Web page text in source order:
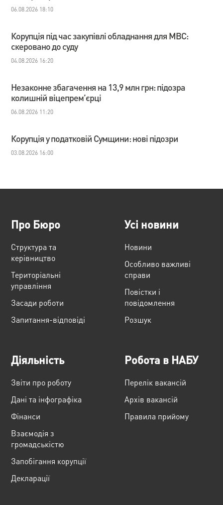
06.08.2026 18:10
Корупція під час закупівлі обладнання для МВС:
скеровано до суду
04.08.2026 16:20
Незаконне збагачення на 13,9 млн грн: підозра
колишній віцепрем’єрці
06.08.2026 11:20
Корупція у податковій Сумщини: нові підозри
03.08.2026 16:00
Про Бюро
Структура та
керівництво
Територіальні
управління
Засади роботи
Запитання-відповіді
Усі новини
Новини
Особливо важливі
справи
Повістки і
повідомлення
Розшук
Діяльність
Звіти про роботу
Дані та інфографіка
Фінанси
Взаємодія з
громадськістю
Запобігання корупції
Декларації
Робота в НАБУ
Перелік вакансій
Архів вакансій
Правила прийому